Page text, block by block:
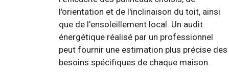
l'orientation et de l'inclinaison du toit, ainsi
que de l'ensoleillement local. Un audit
énergétique réalisé par un professionnel
peut fournir une estimation plus précise des
besoins spécifiques de chaque maison.